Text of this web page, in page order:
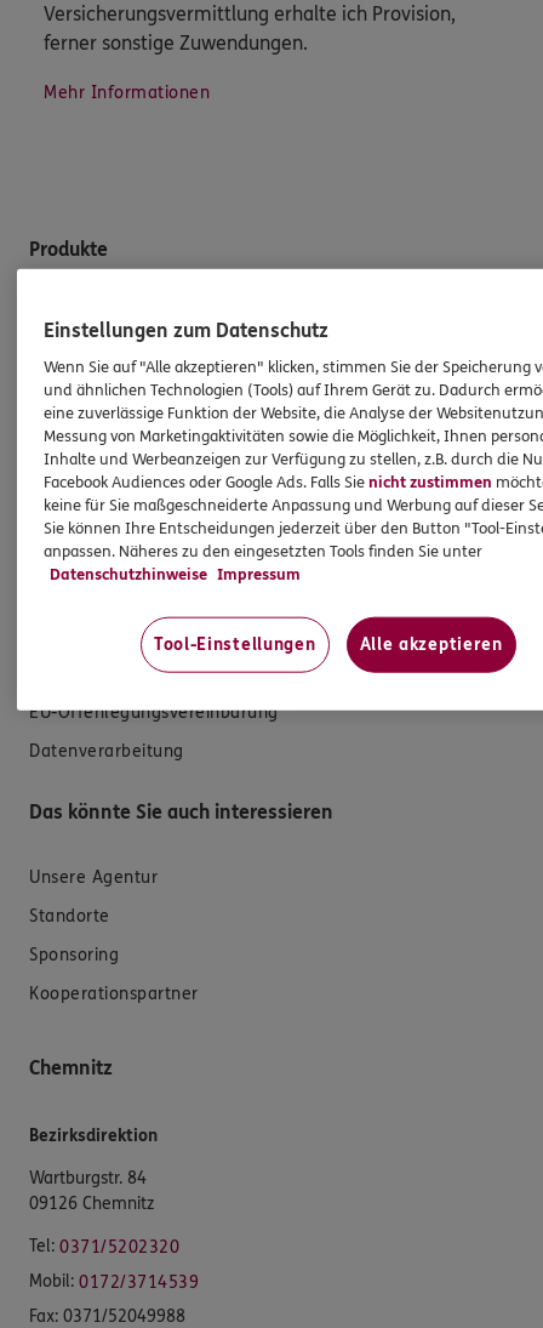
Versicherungsvermittlung erhalte ich Provision,
ferner sonstige Zuwendungen.
Mehr Informationen
Produkte
Krankenversicherung
Versicherungen für den privaten Bedarf
Versicherungen für Geschäftskunden
Hilfe & Services
Schaden melden
Erstkontaktinformationen
EU-Offenlegungsvereinbarung
Datenverarbeitung
Das könnte Sie auch interessieren
Unsere Agentur
Standorte
Sponsoring
Kooperationspartner
Chemnitz
Bezirksdirektion
Wartburgstr. 84
09126 Chemnitz
Tel: 0371/5202320
Mobil: 0172/3714539
Fax: 0371/52049988
Einstellungen zum Datenschutz
Wenn Sie auf "Alle akzeptieren" klicken, stimmen Sie der Speicherung
und ähnlichen Technologien (Tools) auf Ihrem Gerät zu. Dadurch
eine zuverlässige Funktion der Website, die Analyse der
Messung von Marketingaktivitäten sowie die Möglichkeit, Ihnen
Inhalte und Werbeanzeigen zur Verfügung zu stellen, z.B. durch die
Facebook Audiences oder Google Ads. Falls Sienicht zustimmen
keine für Sie maßgeschneiderte Anpassung und Werbung auf dieser
Sie können Ihre Entscheidungen jederzeit über den Button "Tool-
anpassen. Näheres zu den eingesetzten Tools finden Sie unter
Datenschutzhinweise Impressum
Tool-Einstellungen Alle akzeptieren